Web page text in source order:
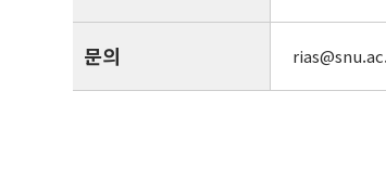
문의